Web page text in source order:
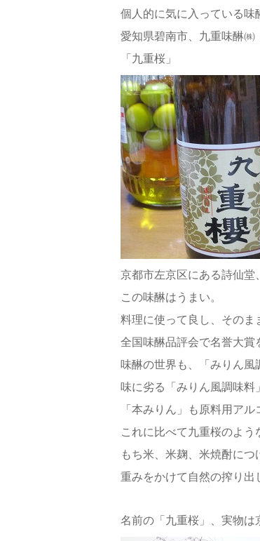
個人的に気に入っている味
愛知県碧南市、九重味醂㈱
「九重桜」
京都市左京区にある詩仙堂
この味醂はうまい。
料理に使って良し、そのま
全国味醂品評会で名誉大賞
味醂の世界も、「みりん風
味に劣る「みりん風調味料
「本みりん」も原料用ア
これに比べて九重桜のよう
もち米、米麹、米焼酎に
重みをかけて自然の搾り出
名前の「九重桜」、実物は